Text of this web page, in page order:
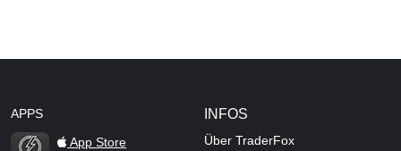
APPS
App Store
INFOS
Über TraderFox